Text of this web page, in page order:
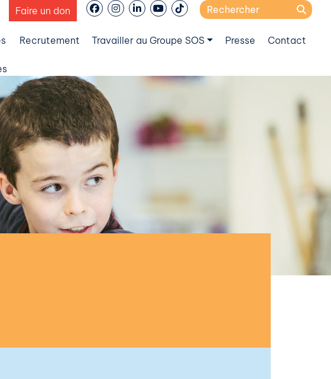
Faire un don
Search
Recrutement Travailler au Groupe SOS Presse Contact